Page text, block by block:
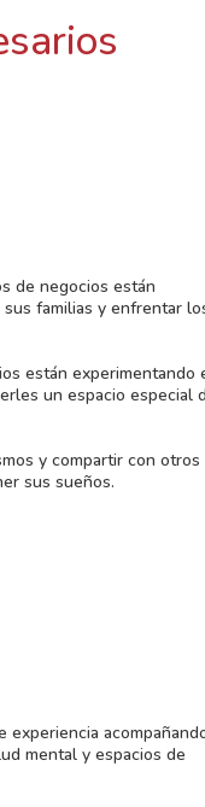
de negocios están
familias y enfrentar
están experimentando
un espacio especial
y compartir con otros
sus sueños.
experiencia
mental y espacios de